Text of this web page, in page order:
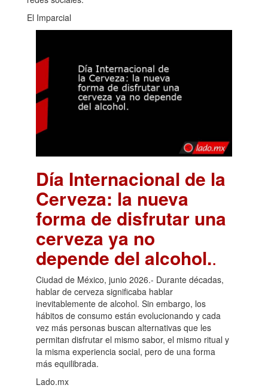
El Imparcial
Día Internacional de la
Cerveza: la nueva
forma de disfrutar una
cerveza ya no
depende del alcohol..
Ciudad de México, junio 2026.- Durante décadas,
hablar de cerveza significaba hablar
inevitablemente de alcohol. Sin embargo, los
hábitos de consumo están evolucionando y cada
vez más personas buscan alternativas que les
permitan disfrutar el mismo sabor, el mismo ritual y
la misma experiencia social, pero de una forma
más equilibrada.
Lado.mx